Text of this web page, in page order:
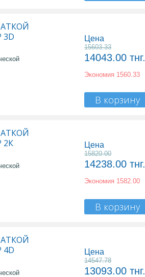
3D
Цена
15603.33
14043.00 тнг.
Экономия 1560.33
В корзину
2К
Цена
15820.00
14238.00 тнг.
Экономия 1582.00
В корзину
4D
Цена
14547.78
13093.00 тнг.